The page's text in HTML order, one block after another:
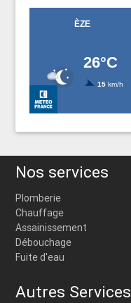
Nos services
Plomberie
Chauffage
Assainissement
Débouchage
Fuite d'eau
Autres Services